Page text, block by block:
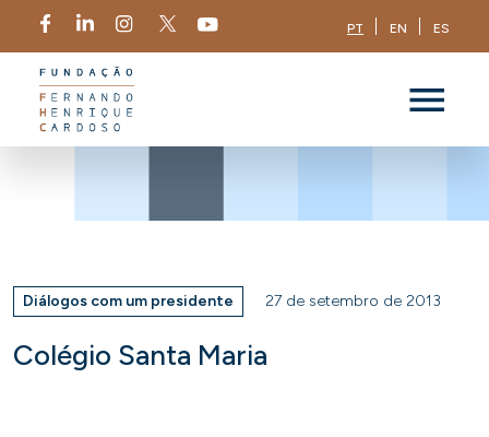
PT EN ES
Diálogos com um presidente 27 de setembro de 2013
Colégio Santa Maria